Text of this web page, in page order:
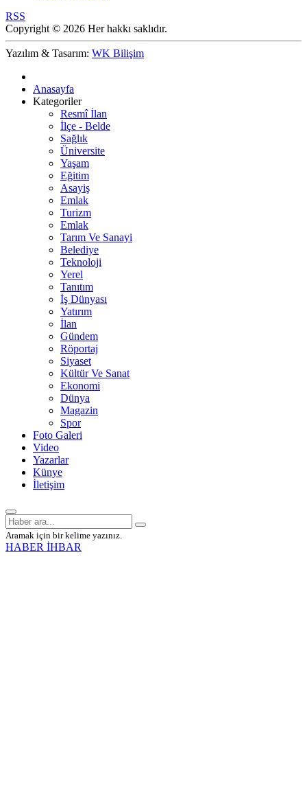
RSS
Copyright © 2026 Her hakkı saklıdır.
Yazılım & Tasarım: WK Bilişim
Anasayfa
Kategoriler
Resmî İlan
İlçe - Belde
Sağlık
Üniversite
Yaşam
Eğitim
Asayiş
Emlak
Turizm
Emlak
Tarım Ve Sanayi
Belediye
Teknoloji
Yerel
Tanıtım
İş Dünyası
Yatırım
İlan
Gündem
Röportaj
Siyaset
Kültür Ve Sanat
Ekonomi
Dünya
Magazin
Spor
Foto Galeri
Video
Yazarlar
Künye
İletişim
Aramak için bir kelime yazınız.
HABER İHBAR